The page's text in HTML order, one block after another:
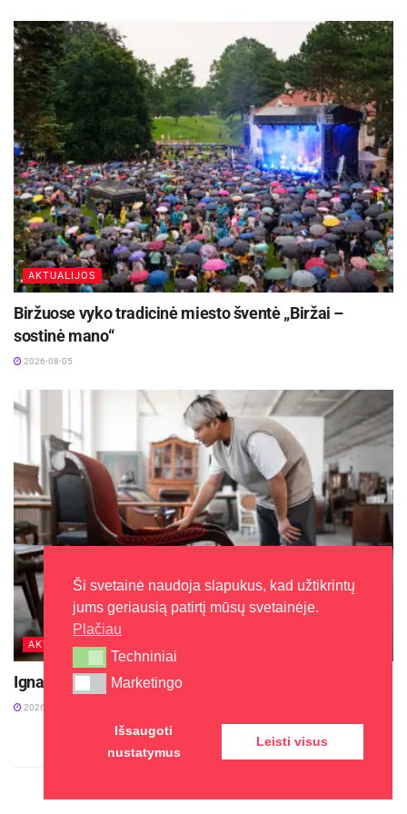
AKTUALIJOS
Biržuose vyko tradicinė miesto šventė „Biržai –
sostinė mano“
2026-08-05
AKTUALIJOS
Ignalinoje kuriama dalijimosi daiktais stotelė
2026-08-05
Ši svetainė naudoja slapukus, kad užtikrintų
jums geriausią patirtį mūsų svetainėje.
Plačiau
Techniniai
Techniniai
Marketingo
Marketingo
Išsaugoti
nustatymus
Leisti visus